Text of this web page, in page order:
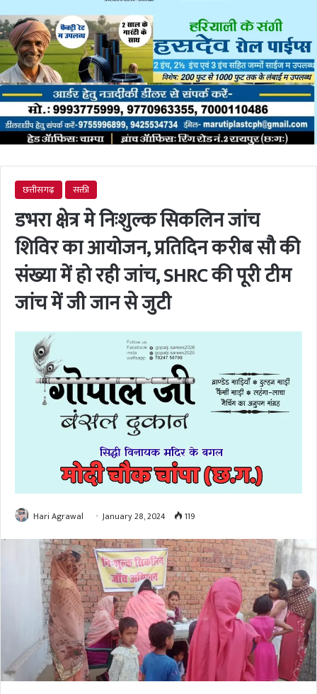
छत्तीसगढ़ सक्ती
डभरा क्षेत्र मे निःशुल्क सिकलिन जांच
शिविर का आयोजन, प्रतिदिन करीब सौ की
संख्या में हो रही जांच, SHRC की पूरी टीम
जांच में जी जान से जुटी
Hari Agrawal January 28, 2024 119